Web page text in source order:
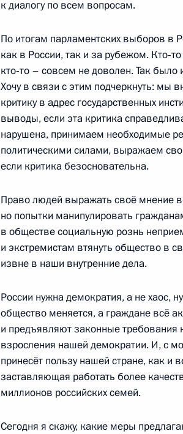
Конференция Российского
23 марта 2012 года, 14:00 Москва
2 марта 2012 года, пятница
Обращение к гражданам России
6 февраля 2012 года, понедельник
Встреча с представителями
6 февраля 2012 года, 17:00 Московская
18 января 2012 года, среда
Совещание по экономическим
к диалогу по всем вопросам.
По итогам парламентских выборов в
как в России, так и за рубежом.
кто‑то – совсем не доволен. Так
Хочу в связи с этим подчеркнуть:
критику в адрес государственных
выводы, если эта критика
нарушена, принимаем необходимые
политическими силами, выражаем
если критика безосновательна.
Право людей выражать своё мнение
но попытки манипулировать
в обществе социальную рознь
и экстремистам втянуть общество в
извне в наши внутренние дела.
России нужна демократия, а не хаос,
общество меняется, а граждане всё
и предъявляют законные требования
взросления нашей демократии. И, с
принесёт пользу нашей стране, как и
заставляющая работать более
миллионов российских семей.
Сегодня я скажу, какие меры